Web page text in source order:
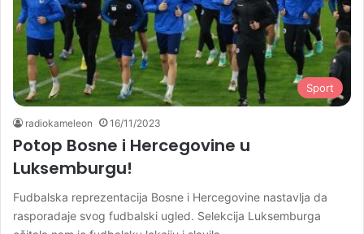
Sport
radiokameleon 16/11/2023
Potop Bosne i Hercegovine u
Luksemburgu!
Fudbalska reprezentacija Bosne i Hercegovine nastavlja da
rasporadaje svog fudbalski ugled. Selekcija Luksemburga